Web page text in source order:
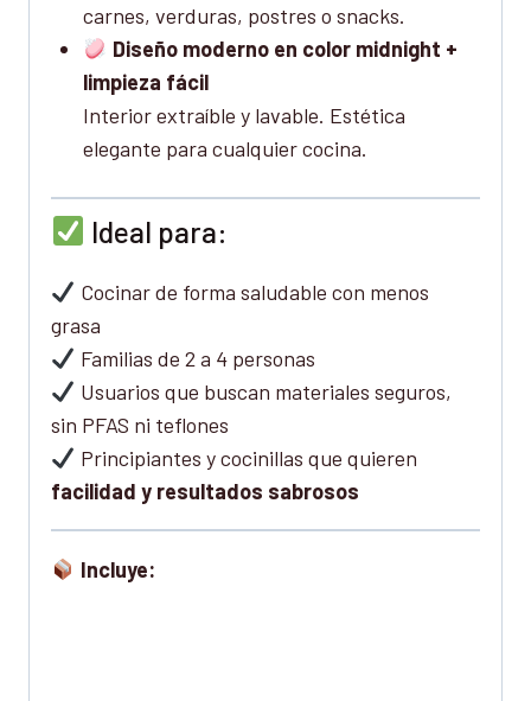
carnes, verduras, postres o snacks.
Diseño moderno en color midnight +
limpieza fácil
Interior extraíble y lavable. Estética
elegante para cualquier cocina.
Ideal para:
Cocinar de forma saludable con menos
grasa
Familias de 2 a 4 personas
Usuarios que buscan materiales seguros,
sin PFAS ni teflones
Principiantes y cocinillas que quieren
facilidad y resultados sabrosos
Incluye: